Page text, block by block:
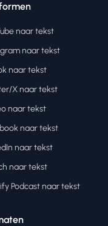
naar tekst
naar tekst
naar tekst
X naar tekst
naar tekst
naar tekst
naar tekst
naar tekst
Podcast naar tekst